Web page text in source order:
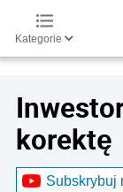
Kategorie
korektę
Subskrybuj